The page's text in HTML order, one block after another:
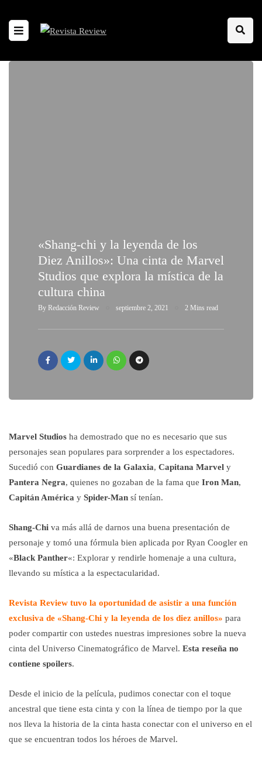
«Shang-chi y la leyenda de los
Diez Anillos»: Una cinta de Marvel
Studios que explora la mística de la
cultura china
By Redacción Review septiembre 2, 2021 2 Mins read
Marvel Studios ha demostrado que no es necesario que sus
personajes sean populares para sorprender a los espectadores.
Sucedió con Guardianes de la Galaxia, Capitana Marvel y
Pantera Negra, quienes no gozaban de la fama que Iron Man,
Capitán América y Spider-Man sí tenían.
Shang-Chi va más allá de darnos una buena presentación de
personaje y tomó una fórmula bien aplicada por Ryan Coogler en
«Black Panther«: Explorar y rendirle homenaje a una cultura,
llevando su mística a la espectacularidad.
Revista Review tuvo la oportunidad de asistir a una función
exclusiva de «Shang-Chi y la leyenda de los diez anillos» para
poder compartir con ustedes nuestras impresiones sobre la nueva
cinta del Universo Cinematográfico de Marvel. Esta reseña no
contiene spoilers.
Desde el inicio de la película, pudimos conectar con el toque
ancestral que tiene esta cinta y con la línea de tiempo por la que
nos lleva la historia de la cinta hasta conectar con el universo en el
que se encuentran todos los héroes de Marvel.